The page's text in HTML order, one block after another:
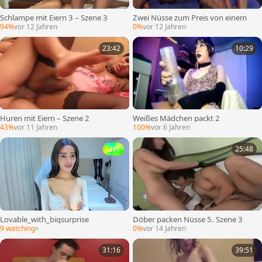
Schlampe mit Eiern 3 – Szene 3
94%vor 12 Jahren
Zwei Nüsse zum Preis von einem
0%vor 12 Jahren
23:42
Huren mit Eiern – Szene 2
43%vor 11 Jahren
10:29
Weißes Mädchen packt 2
100%vor 6 Jahren
LIVE
Lovable_with_bigsurprise
9 watching
25:48
Döber packen Nüsse 5. Szene 3
0%vor 14 Jahren
31:16 39:51